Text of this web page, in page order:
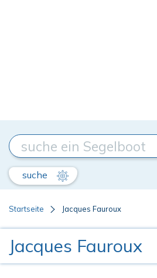
suche
Startseite Jacques Fauroux
Jacques Fauroux